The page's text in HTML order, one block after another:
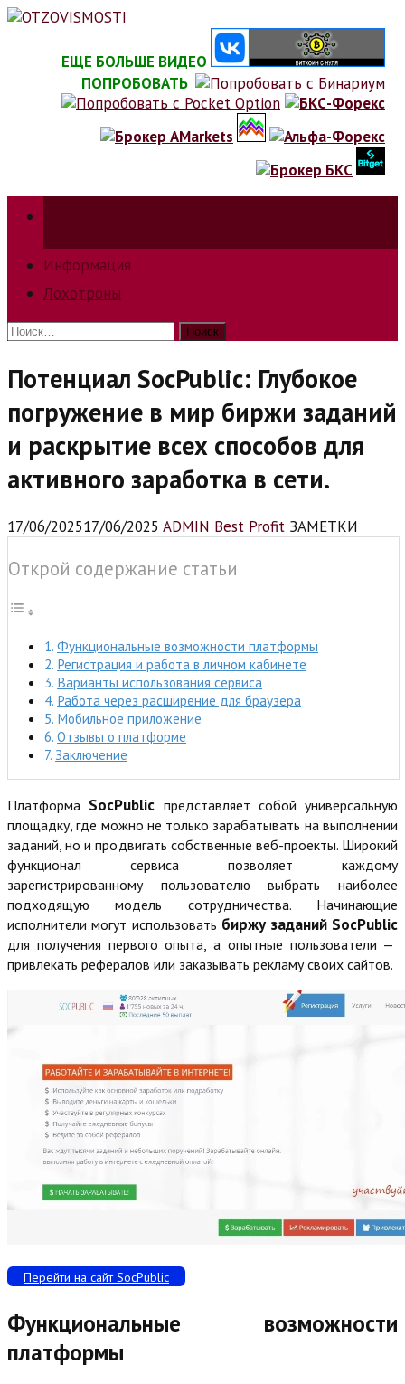
Skip
ЕЩЕ БОЛЬШЕ ВИДЕО
ПОПРОБОВАТЬ
Информация
Лохотроны
Найти:
Потенциал SocPublic: Глубокое
погружение в мир биржи заданий
и раскрытие всех способов для
активного заработка в сети.
17/06/202517/06/2025 ADMIN Best Profit ЗАМЕТКИ
Открой содержание статьи
Функциональные возможности платформы
Регистрация и работа в личном кабинете
Варианты использования сервиса
Работа через расширение для браузера
Мобильное приложение
Отзывы о платформе
Заключение
Платформа SocPublic представляет собой универсальную
площадку, где можно не только зарабатывать на выполнении
заданий, но и продвигать собственные веб-проекты. Широкий
функционал сервиса позволяет каждому
зарегистрированному пользователю выбрать наиболее
подходящую модель сотрудничества. Начинающие
исполнители могут использовать биржу заданий SocPublic
для получения первого опыта, а опытные пользователи —
привлекать рефералов или заказывать рекламу своих сайтов.
Перейти на сайт SocPublic
Функциональные возможности
платформы